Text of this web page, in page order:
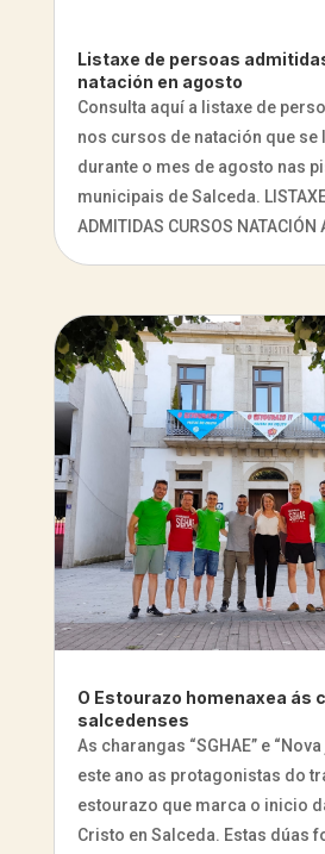
Listaxe de persoas
natación en agosto
Consulta aquí a listaxe de
nos cursos de natación que se
durante o mes de agosto nas
municipais de Salceda.
ADMITIDAS CURSOS NATACIÓN
O Estourazo homenaxea ás
salcedenses
As charangas “SGHAE” e
este ano as protagonistas do
estourazo que marca o inicio
Cristo en Salceda. Estas dúas